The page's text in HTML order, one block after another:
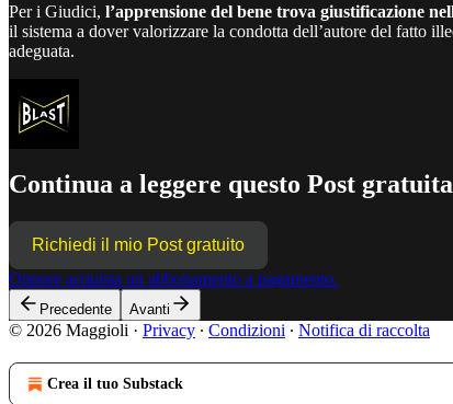
Per i Giudici, l’apprensione del bene trova giustificazione
il sistema a dover valorizzare la condotta dell’autore del fatto
adeguata.
Continua a leggere questo Post
Richiedi il mio Post gratuito
Oppure acquista un abbonamento a pagamento.
Precedente Avanti
© 2026 Maggioli · Privacy ∙ Condizioni ∙ Notifica di raccolta
Crea il tuo Substack